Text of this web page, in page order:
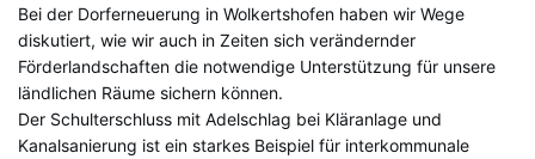
Bei der Dorferneuerung in Wolkertshofen haben wir Wege
diskutiert, wie wir auch in Zeiten sich verändernder
Förderlandschaften die notwendige Unterstützung für unsere
ländlichen Räume sichern können.
Der Schulterschluss mit Adelschlag bei Kläranlage und
Kanalsanierung ist ein starkes Beispiel für interkommunale